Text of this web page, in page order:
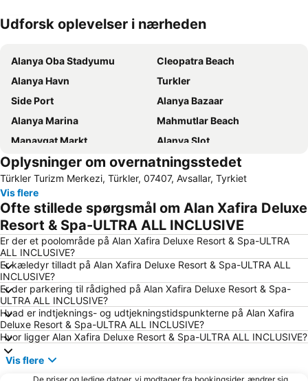
Udvid kort
Udforsk oplevelser i nærheden
Alanya Oba Stadyumu
Cleopatra Beach
Alanya Havn
Turkler
Side Port
Alanya Bazaar
Alanya Marina
Mahmutlar Beach
Manavgat Markt
Alanya Slot
Side Belediyesi Royal Beach
Side ancient places
Sealanya Dolphin Park
Kargicak
Damlatas Public Beach
Damlatas Cave
Alanya Bus Terminal
Damlatas Aqua Center
Statue of Ataturk
Evrenseki Buyuk Halk Plaji
Summer Garden
Amphiteater
Side Market
Starlight Convention Center Kizilagac
Titreyengöl
Alara Castle
Keykubat Beach
Dim Cave
Dim River
Evrenseki Bati Public Beach
Oplysninger om overnatningsstedet
Türkler Turizm Merkezi, Türkler, 07407, Avsallar, Tyrkiet
Vis flere
Ofte stillede spørgsmål om Alan Xafira Deluxe
Resort & Spa-ULTRA ALL INCLUSIVE
Er der et poolområde på Alan Xafira Deluxe Resort & Spa-ULTRA
ALL INCLUSIVE?
Er kæledyr tilladt på Alan Xafira Deluxe Resort & Spa-ULTRA ALL
INCLUSIVE?
Er der parkering til rådighed på Alan Xafira Deluxe Resort & Spa-
ULTRA ALL INCLUSIVE?
Hvad er indtjeknings- og udtjekningstidspunkterne på Alan Xafira
Deluxe Resort & Spa-ULTRA ALL INCLUSIVE?
Hvor ligger Alan Xafira Deluxe Resort & Spa-ULTRA ALL INCLUSIVE?
Vis flere